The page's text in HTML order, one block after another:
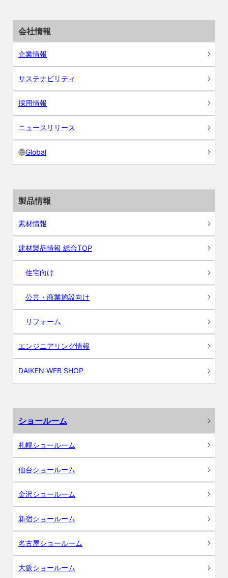
会社情報
企業情報
サステナビリティ
採用情報
ニュースリリース
Global
製品情報
素材情報
建材製品情報 総合TOP
住宅向け
公共・商業施設向け
リフォーム
エンジニアリング情報
DAIKEN WEB SHOP
ショールーム
札幌ショールーム
仙台ショールーム
金沢ショールーム
新宿ショールーム
名古屋ショールーム
大阪ショールーム